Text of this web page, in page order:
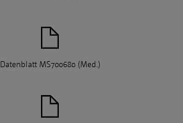
Datenblatt MS700680 (Med.)